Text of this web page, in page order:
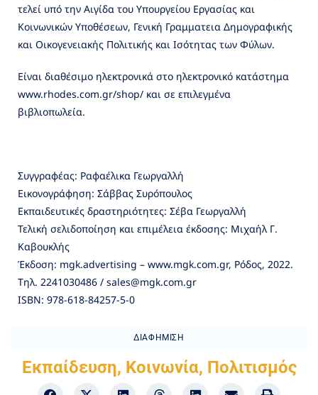
τελεί υπό την Αιγίδα του Υπουργείου Εργασίας και
Κοινωνικών Υποθέσεων, Γενική Γραμματεια Δημογραφικής
και Οικογενειακής Πολιτικής και Ισότητας των Φύλων.
Είναι διαθέσιμο ηλεκτρονικά στο ηλεκτρονικό κατάστημα
www.rhodes.com.gr/shop/ και σε επιλεγμένα
βιβλιοπωλεία.
Συγγραφέας: Ραφαέλικα Γεωργαλλή
Εικονογράφηση: Σάββας Συρόπουλος
Εκπαιδευτικές δραστηριότητες: Σέβα Γεωργαλλή
Τελική σελιδοποίηση και επιμέλεια έκδοσης: Μιχαήλ Γ.
Καβουκλής
Έκδοση: mgk.advertising – www.mgk.com.gr, Ρόδος, 2022.
Τηλ. 2241030486 / sales@mgk.com.gr
ISBN: 978-618-84257-5-0
ΔΙΑΦΉΜΙΣΗ
Εκπαίδευση, Κοινωνία, Πολιτισμός